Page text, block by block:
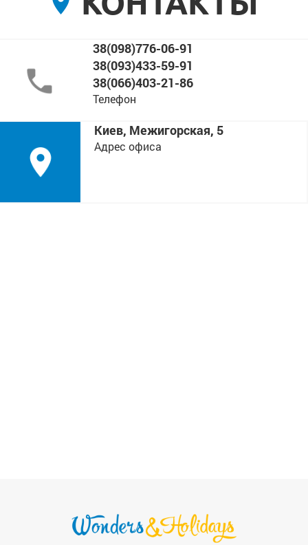
38(098)776-06-91
38(093)433-59-91
38(066)403-21-86
Телефон
Киев, Межигорская, 5
Адрес офиса